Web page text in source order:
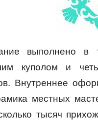
выполнено в
куполом и
Внутреннее
местных
тысяч